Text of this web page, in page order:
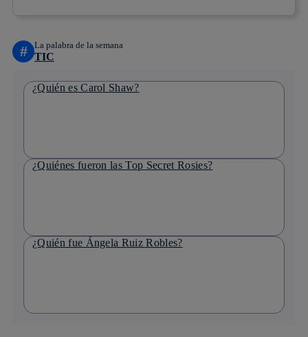
# La palabra de la semana
TIC
¿Quién es Carol Shaw?
¿Quiénes fueron las Top Secret Rosies?
¿Quién fue Ángela Ruiz Robles?